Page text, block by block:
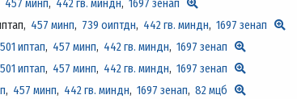
457 минп, 442 гв. миндн,1697 зенап
457 минп, 739 оиптдн, 442 гв. миндн,1697 зенап
иптап, 457 минп, 442 гв. миндн,1697 зенап
иптап, 457 минп, 442 гв. миндн,1697 зенап
, 457 минп, 442 гв. миндн,1697 зенап,82 мцб